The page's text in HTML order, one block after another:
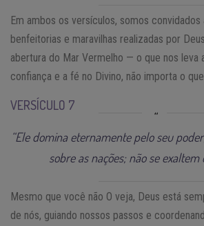
Em ambos os versículos, somos convidados
benfeitorias e maravilhas realizadas por
abertura do Mar Vermelho — o que nos leva
confiança e a fé no Divino, não importa o
VERSÍCULO 7
“Ele domina eternamente pelo seu
sobre as nações; não se exaltem
Mesmo que você não O veja, Deus está
de nós, guiando nossos passos e